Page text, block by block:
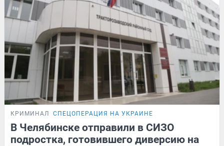
КРИМИНАЛ СПЕЦОПЕРАЦИЯ НА УКРАИНЕ
В Челябинске отправили в СИЗО
подростка, готовившего диверсию на